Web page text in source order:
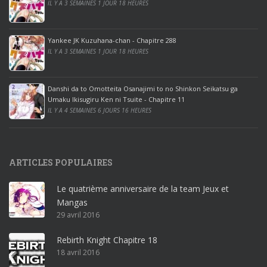
o
o
ff
i
c
e
2
0
1
r
o
ff
i
c
e
3
IL Y A 3 SEMAINES 1 JOUR 18 HEURES
Yankee JK Kuzuhana-chan - Chapitre 288
IL Y A 3 SEMAINES 1 JOUR 18 HEURES
Danshi da to Omotteita Osanajimi to no Shinkon Seikatsu ga
Umaku Ikisugiru Ken ni Tsuite - Chapitre 11
IL Y A 4 SEMAINES 6 JOURS 16 HEURES
ARTICLES POPULAIRES
Le quatrième anniversaire de la team Jeux et
Mangas
29 avril 2016
Rebirth Knight Chapitre 18
18 avril 2016